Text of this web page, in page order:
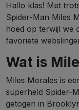
Hallo klas! Met
Spider-Man Miles
hoed op terwijl we
favoriete
Wat is
Miles Morales is
superheld Spider-
getogen in